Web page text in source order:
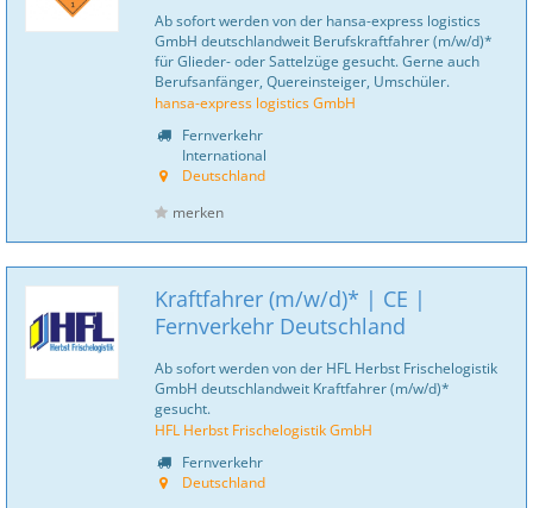
Ab sofort werden von der hansa-express logistics
GmbH deutschlandweit Berufskraftfahrer (m/w/d)*
für Glieder- oder Sattelzüge gesucht. Gerne auch
Berufsanfänger, Quereinsteiger, Umschüler.
hansa-express logistics GmbH
Fernverkehr
International
Deutschland
merken
Kraftfahrer (m/w/d)* | CE |
Fernverkehr Deutschland
Ab sofort werden von der HFL Herbst Frischelogistik
GmbH deutschlandweit Kraftfahrer (m/w/d)*
gesucht.
HFL Herbst Frischelogistik GmbH
Fernverkehr
Deutschland